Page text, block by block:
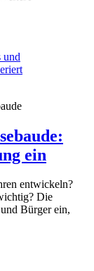
ein
entwickeln?
Die
Bürger ein,